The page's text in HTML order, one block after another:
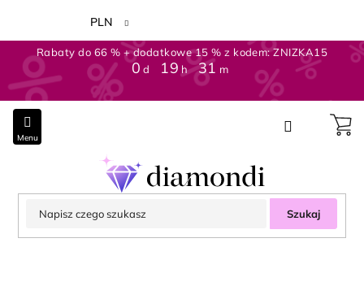
treści
Rabaty do 66 % + dodatkowe 15 % z kodem: ZNIZKA15
0 d 19 h :31 m
PLN
Szukaj